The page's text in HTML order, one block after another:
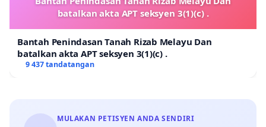
batalkan akta APT seksyen 3(1)(c) .
Bantah Penindasan Tanah Rizab Melayu Dan
batalkan akta APT seksyen 3(1)(c) .
9 437 tandatangan
MULAKAN PETISYEN ANDA SENDIRI